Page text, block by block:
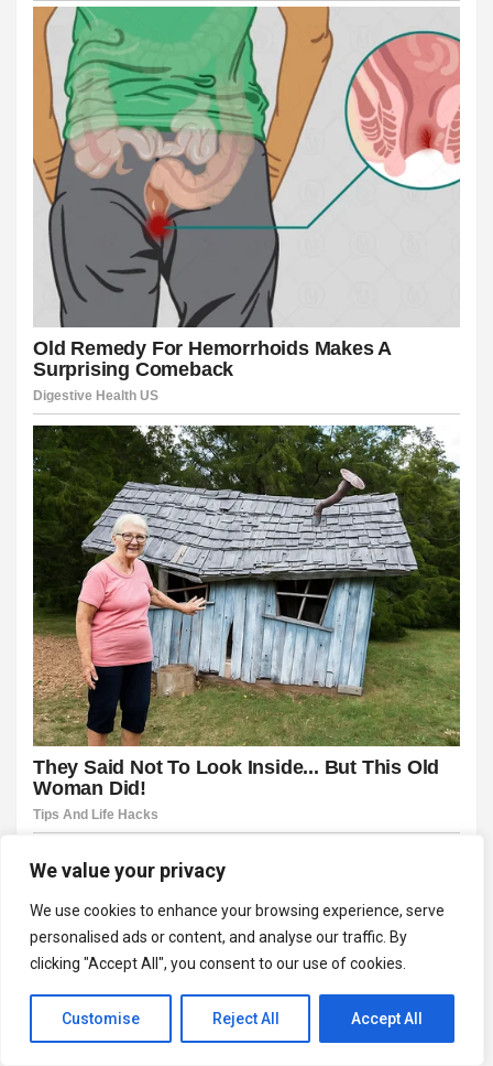
We value your privacy
We use cookies to enhance your browsing experience, serve
personalised ads or content, and analyse our traffic. By
clicking "Accept All", you consent to our use of cookies.
Customise Reject All Accept All